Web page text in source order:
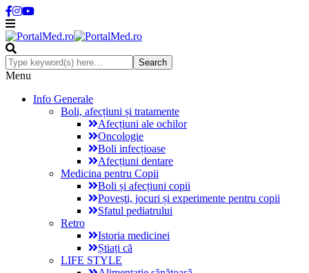
Menu
Info Generale
Boli, afecțiuni și tratamente
Afecțiuni ale ochilor
Oncologie
Boli infecțioase
Afecțiuni dentare
Medicina pentru Copii
Boli și afecțiuni copii
Povești, jocuri și experimente pentru copii
Sfatul pediatrului
Retro
Istoria medicinei
Știați că
LIFE STYLE